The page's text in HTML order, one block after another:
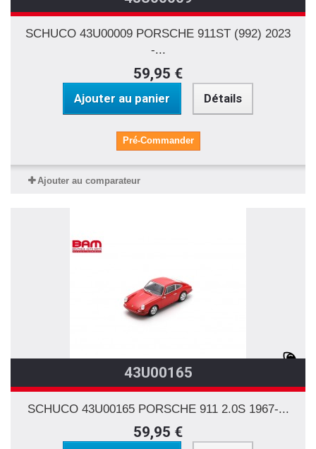
SCHUCO 43U00009 PORSCHE 911ST (992) 2023
-...
59,95 €
Ajouter au panier Détails
Pré-Commander
Ajouter au comparateur
43U00165
SCHUCO 43U00165 PORSCHE 911 2.0S 1967-...
59,95 €